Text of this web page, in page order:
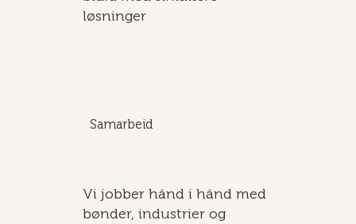
løsninger
Samarbeid
Vi jobber hånd i hånd med
bønder, industrier og